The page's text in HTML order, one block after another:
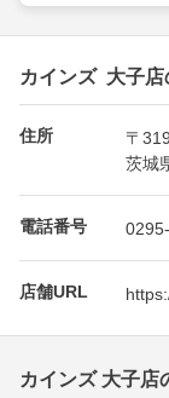
カインズ 大子店
住所
〒
茨城
電話番号
店舗URL
カインズ 大子店